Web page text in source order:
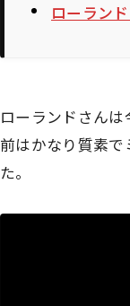
ローラン
ローランドさんは
前はかなり質素
た。